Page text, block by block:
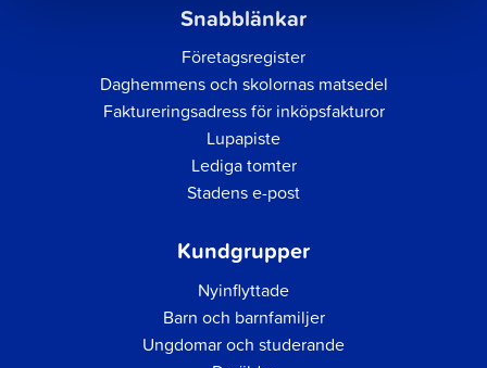
Snabblänkar
Företagsregister
Daghemmens och skolornas matsedel
Faktureringsadress för inköpsfakturor
Lupapiste
Lediga tomter
Stadens e-post
Kundgrupper
Nyinflyttade
Barn och barnfamiljer
Ungdomar och studerande